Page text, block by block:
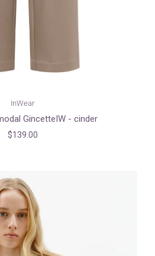
InWear
GincetteIW - cinder
$139.00